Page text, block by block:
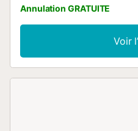
dédié. Un lit bébé est à votre
confort et l’enregistrement
sur vos terrasses privées,
offrant de superbes vues sur
jardin commun offre un
Annulation GRATUITE
Voir